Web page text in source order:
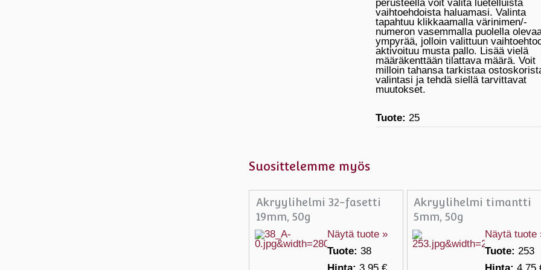
perusteella voit valita luetelluista
vaihtoehdoista haluamasi. Valinta
tapahtuu klikkaamalla värinimen/-
numeron vasemmalla puolella
ympyrää, jolloin valittuun
aktivoituu musta pallo. Lisää vielä
määräkenttään tilattava määrä. Voit
milloin tahansa tarkistaa
valintasi ja tehdä siellä tarvittavat
muutokset.
Tuote: 25
Suosittelemme myös
Akryylihelmi 32-fasetti
19mm, 50g
Näytä tuote »
Tuote: 38
Akryylihelmi timantti
5mm, 50g
Näytä tuote
Tuote:253